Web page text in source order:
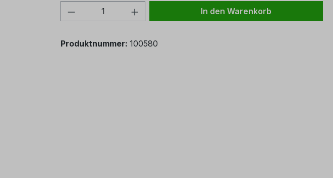
Produkt Anzahl: Gib den gewünschten Wert
In den Warenkorb
Produktnummer: 100580